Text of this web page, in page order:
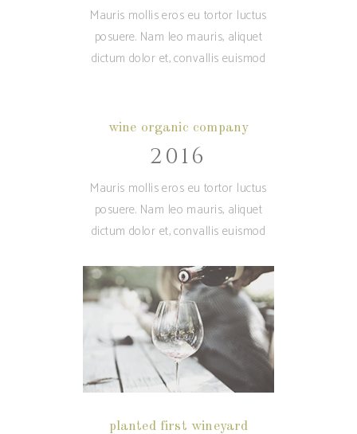
Mauris mollis eros eu tortor luctus
posuere. Nam leo mauris, aliquet
dictum dolor et, convallis euismod
wine organic company
2016
Mauris mollis eros eu tortor luctus
posuere. Nam leo mauris, aliquet
dictum dolor et, convallis euismod
planted first wineyard